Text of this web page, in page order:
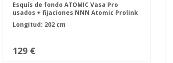
Esquís de fondo ATOMIC Vasa Pro
usados + fijaciones NNN Atomic Prolink
Longitud: 202 cm
129 €